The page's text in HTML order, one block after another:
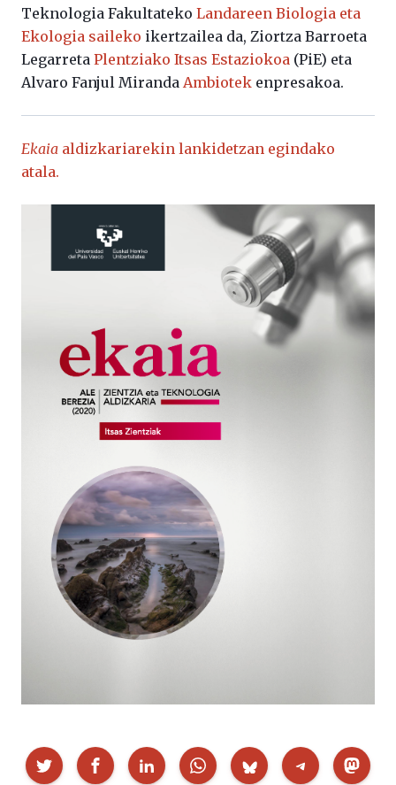
Teknologia Fakultateko Landareen Biologia eta
Ekologia saileko ikertzailea da, Ziortza Barroeta
Legarreta Plentziako Itsas Estaziokoa (PiE) eta
Alvaro Fanjul Miranda Ambiotek enpresakoa.
Ekaia aldizkariarekin lankidetzan egindako
atala.
Partekatu